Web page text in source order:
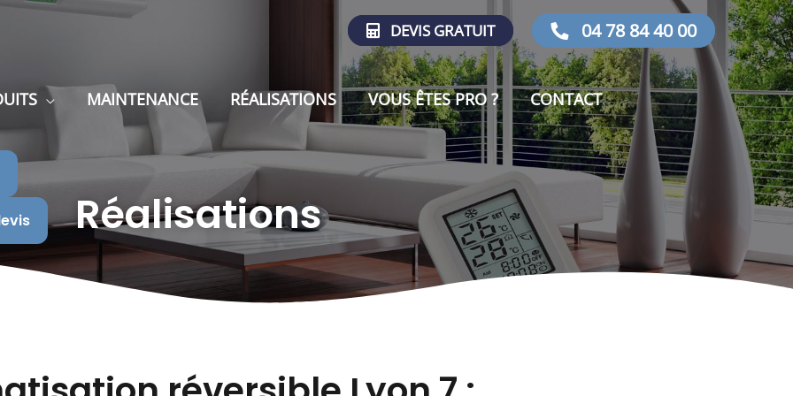
MAINTENANCE RÉALISATIONS VOUS ÊTES PRO ? CONTACT
DEVIS GRATUIT 04 78 84 40 00
Réalisations